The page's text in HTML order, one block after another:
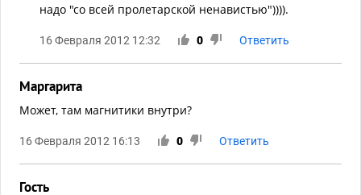
надо "со всей пролетарской ненавистью")))).
16 Февраля 2012 12:32 0 Ответить
Маргарита
Может, там магнитики внутри?
16 Февраля 2012 16:13 0 Ответить
Гость